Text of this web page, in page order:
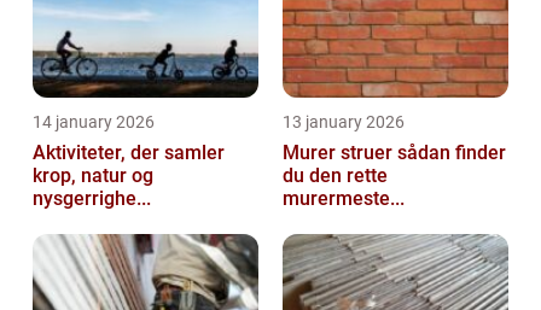
14 january 2026
Aktiviteter, der samler
krop, natur og
nysgerrighe...
13 january 2026
Murer struer sådan finder
du den rette
murermeste...